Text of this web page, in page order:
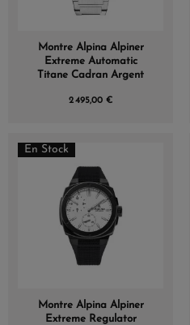
Montre Alpina Alpiner
Extreme Automatic
Titane Cadran Argent
2 495,00 €
En Stock
Montre Alpina Alpiner
Extreme Regulator